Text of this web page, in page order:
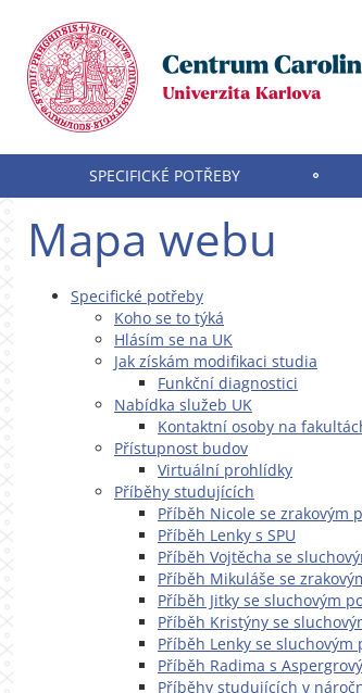
SPECIFICKÉ POTŘEBY
Mapa webu
Specifické potřeby
Koho se to týká
Hlásím se na UK
Jak získám modifikaci studia
Funkční diagnostici
Nabídka služeb UK
Kontaktní osoby na
Přístupnost budov
Virtuální prohlídky
Příběhy studujících
Příběh Nicole se zrakovým
Příběh Lenky s SPU
Příběh Vojtěcha se
Příběh Mikuláše se
Příběh Jitky se sluchovým
Příběh Kristýny se
Příběh Lenky se sluchovým
Příběh Radima s
Příběhy studujících v